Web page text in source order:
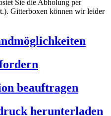
Sie die Abholung per
Gitterboxen können wir leider
beauftragen
herunterladen